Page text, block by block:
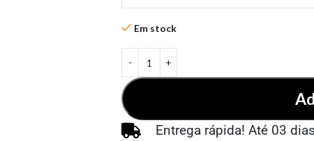
Em stock
Entrega rápida! Até 03